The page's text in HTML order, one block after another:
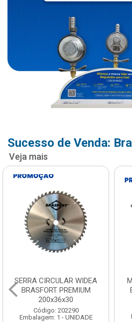
Sucesso de Venda:
Veja mais
SERRA CIRCULAR WIDEA
BRASFORT PREMIUM
200x36x30
Código: 202290
Embalagem: 1 - UNIDADE